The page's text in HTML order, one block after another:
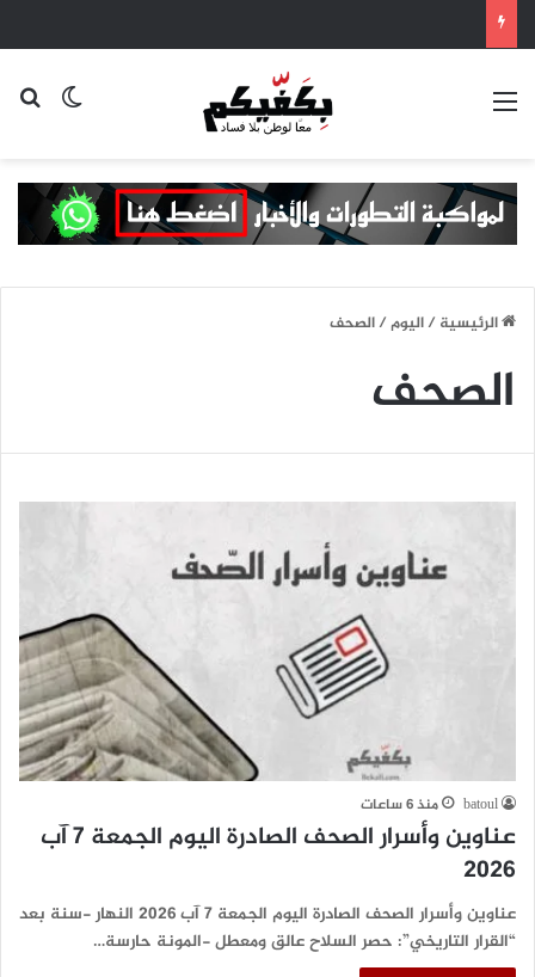
القائمة
الرئيسية/اليوم/الصحف
الصحف
batoul منذ 6 ساعات
عناوين وأسرار الصحف الصادرة اليوم الجمعة 7 آب
2026
عناوين وأسرار الصحف الصادرة اليوم الجمعة 7 آب 2026 النهار -سنة بعد
“القرار التاريخي”: حصر السلاح عالق ومعطل -المونة حارسة…